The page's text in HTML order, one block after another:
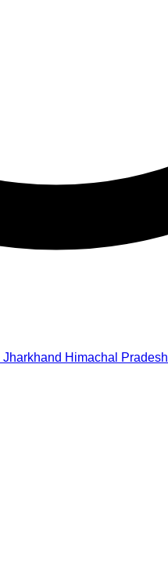
Jharkhand Himachal Pradesh